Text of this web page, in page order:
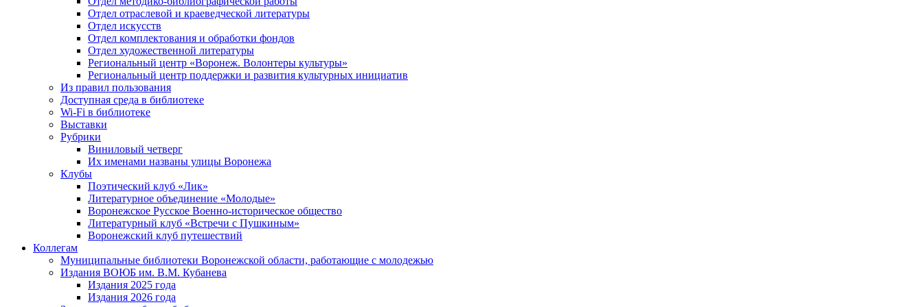
Отдел отраслевой и краеведческой литературы
Отдел искусств
Отдел комплектования и обработки фондов
Отдел художественной литературы
Региональный центр «Воронеж. Волонтеры культуры»
Региональный центр поддержки и развития культурных инициатив
Из правил пользования
Доступная среда в библиотеке
Wi-Fi в библиотеке
Выставки
Рубрики
Виниловый четверг
Их именами названы улицы Воронежа
Клубы
Поэтический клуб «Лик»
Литературное объединение «Молодые»
Воронежское Русское Военно-историческое общество
Литературный клуб «Встречи с Пушкиным»
Воронежский клуб путешествий
Коллегам
Муниципальные библиотеки Воронежской области, работающие с молодежью
Издания ВОЮБ им. В.М. Кубанева
Издания 2025 года
Издания 2026 года